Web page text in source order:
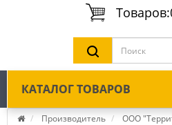
Tоваров:
КАТАЛОГ ТОВАРОВ
Производитель ООО